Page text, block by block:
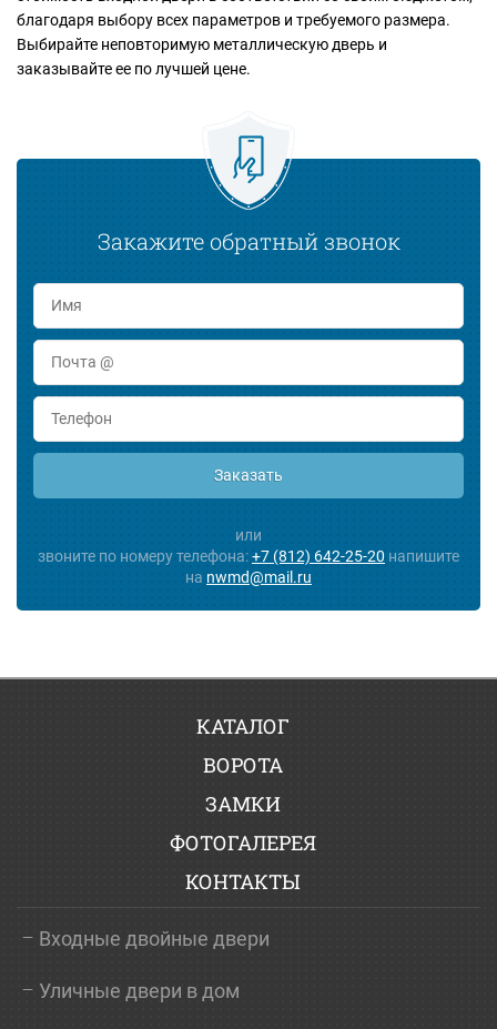
благодаря выбору всех параметров и требуемого размера.
Выбирайте неповторимую металлическую дверь и
заказывайте ее по лучшей цене.
Закажите обратный звонок
Заказать
или
звоните по номеру телефона:+7 (812) 642-25-20 напишите
на nwmd@mail.ru
КАТАЛОГ
ВОРОТА
ЗАМКИ
ФОТОГАЛЕРЕЯ
КОНТАКТЫ
Входные двойные двери
Уличные двери в дом